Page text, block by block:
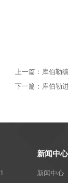
上一篇： 库伯勒
下一篇： 库伯勒
新闻中心
新闻中心